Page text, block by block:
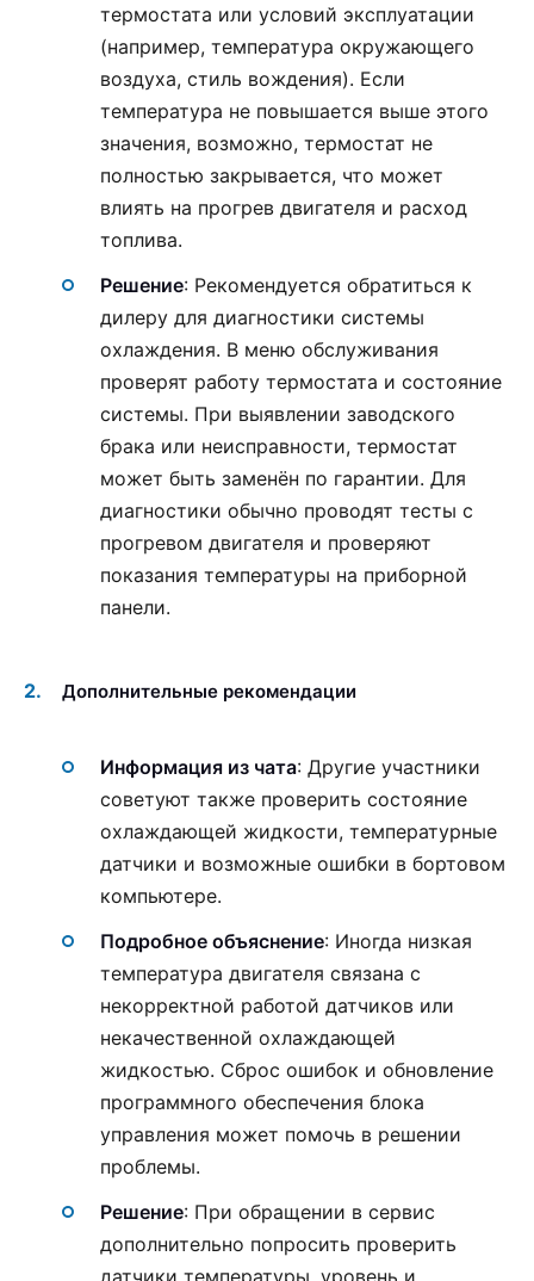
термостата или условий эксплуатации
(например, температура окружающего
воздуха, стиль вождения). Если
температура не повышается выше этого
значения, возможно, термостат не
полностью закрывается, что может
влиять на прогрев двигателя и расход
топлива.
Решение: Рекомендуется обратиться к
дилеру для диагностики системы
охлаждения. В меню обслуживания
проверят работу термостата и состояние
системы. При выявлении заводского
брака или неисправности, термостат
может быть заменён по гарантии. Для
диагностики обычно проводят тесты с
прогревом двигателя и проверяют
показания температуры на приборной
панели.
Дополнительные рекомендации
Информация из чата: Другие участники
советуют также проверить состояние
охлаждающей жидкости, температурные
датчики и возможные ошибки в бортовом
компьютере.
Подробное объяснение: Иногда низкая
температура двигателя связана с
некорректной работой датчиков или
некачественной охлаждающей
жидкостью. Сброс ошибок и обновление
программного обеспечения блока
управления может помочь в решении
проблемы.
Решение: При обращении в сервис
дополнительно попросить проверить